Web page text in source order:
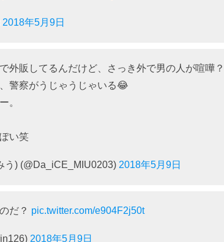
2018年5月9日
外販してるんだけど、さっき外で男の人が喧嘩？
警察がうじゃうじゃいる😂
。
い笑
) (@Da_iCE_MIU0203) 2018年5月9日
だ？ pic.twitter.com/e904F2j50t
2018年5月9日